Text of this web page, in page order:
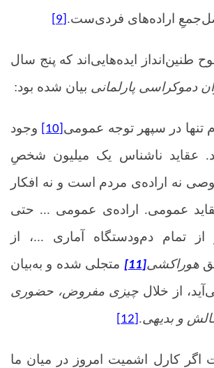
اراده‌های فردی‌ست.
طنین‌انداز ایده‌هایی‌اند که پنج سال
دموکراسی پارلمانی بیان شده بود:
تنها در سپهر توجه عمومی
وجود
عقاید ناشناس یک میلیون شخصِ
نه اراده‌ی مردم است و نه افکار
عمومی. اراده‌ی عمومی ... حتی
از تمام دم‌ودستگاه آماری ...، از
هوراکشی[11]
متجلی شده و به‌بیان
از خلال چیزی مفروض، حضوری
و بدیهی.
کارل اشمیت امروز در میان ما